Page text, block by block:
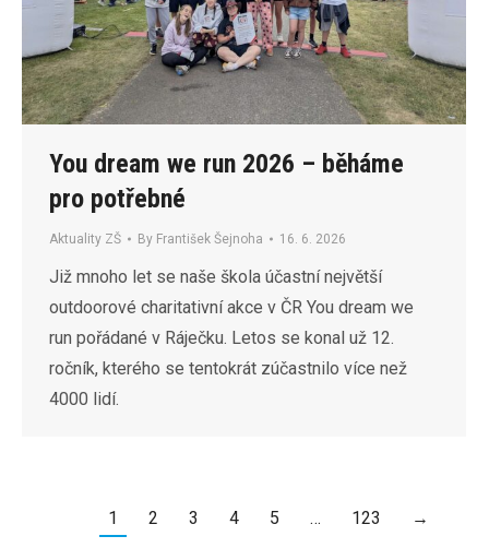
You dream we run 2026 – běháme
pro potřebné
Aktuality ZŠ By František Šejnoha 16. 6. 2026
Již mnoho let se naše škola účastní největší
outdoorové charitativní akce v ČR You dream we
run pořádané v Ráječku. Letos se konal už 12.
ročník, kterého se tentokrát zúčastnilo více než
4000 lidí.
1 2 3 4 5 … 123 →